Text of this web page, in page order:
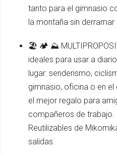
tanto para el gimnasio
la montaña sin derramar
🏖️ 🏕️ ⛰️
ideales para usar a
lugar: senderismo,
gimnasio, oficina o en
el mejor regalo para
compañeros de trabajo.
Reutilizables de
salidas.